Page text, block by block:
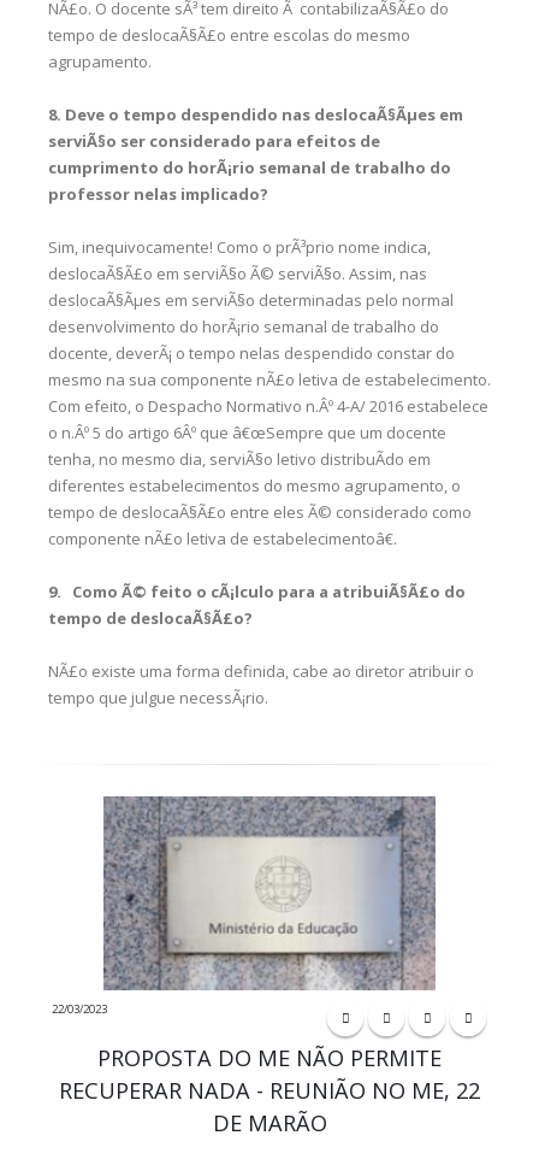
NÃ£o. O docente sÃ³ tem direito Ã contabilizaÃ§Ã£o do
tempo de deslocaÃ§Ã£o entre escolas do mesmo
agrupamento.
8. Deve o tempo despendido nas deslocaÃ§Ãµes em
serviÃ§o ser considerado para efeitos de
cumprimento do horÃ¡rio semanal de trabalho do
professor nelas implicado?
Sim, inequivocamente! Como o prÃ³prio nome indica,
deslocaÃ§Ã£o em serviÃ§o Ã© serviÃ§o. Assim, nas
deslocaÃ§Ãµes em serviÃ§o determinadas pelo normal
desenvolvimento do horÃ¡rio semanal de trabalho do
docente, deverÃ¡ o tempo nelas despendido constar do
mesmo na sua componente nÃ£o letiva de estabelecimento.
Com efeito, o Despacho Normativo n.Âº 4-A/ 2016 estabelece
o n.Âº 5 do artigo 6Âº que â€œSempre que um docente
tenha, no mesmo dia, serviÃ§o letivo distribuÃ­do em
diferentes estabelecimentos do mesmo agrupamento, o
tempo de deslocaÃ§Ã£o entre eles Ã© considerado como
componente nÃ£o letiva de estabelecimentoâ€.
9. Como Ã© feito o cÃ¡lculo para a atribuiÃ§Ã£o do
tempo de deslocaÃ§Ã£o?
NÃ£o existe uma forma definida, cabe ao diretor atribuir o
tempo que julgue necessÃ¡rio.
22/03/2023
PROPOSTA DO ME NÃO PERMITE
RECUPERAR NADA - REUNIÃO NO ME, 22
DE MARÃO